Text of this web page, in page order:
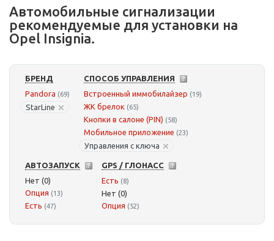
Автомобильные сигнализации
рекомендуемые для установки на
Opel Insignia.
БРЕНД
Pandora (69)
StarLine
СПОСОБ УПРАВЛЕНИЯ
Встроенный иммобилайзер (19)
ЖК брелок (65)
Кнопки в салоне (PIN) (58)
Мобильное приложение (23)
Управления с ключа
АВТОЗАПУСК
Нет (0)
Опция (13)
Есть (47)
GPS / ГЛОНАСС
Есть (8)
Нет (0)
Опция (52)